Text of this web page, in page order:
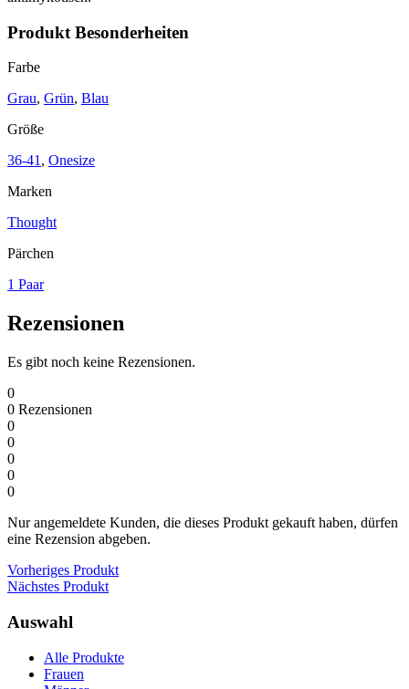
Produkt Besonderheiten
Farbe
Grau, Grün, Blau
Größe
36-41 , Onesize
Marken
Thought
Pärchen
1 Paar
Rezensionen
Es gibt noch keine Rezensionen.
0
0 Rezensionen
0
0
0
0
0
Nur angemeldete Kunden, die dieses Produkt gekauft haben, dürfen
eine Rezension abgeben.
Vorheriges Produkt
Nächstes Produkt
Auswahl
Alle Produkte
Frauen